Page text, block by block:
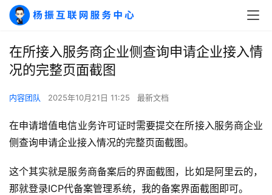
A
I
干
群
运
营
在所接入服务商企业侧查询申请企业接入情
况的完整页面截图
内容团队 2025年10月21日 11:25 最新文档
在申请增值电信业务许可证时需要提交在所接入服务商企业
侧查询申请企业接入情况的完整页面截图。
这个其实就是服务商备案后的界面截图，比如是阿里云的，
那就登录ICP代备案管理系统，我的备案界面截图即可。